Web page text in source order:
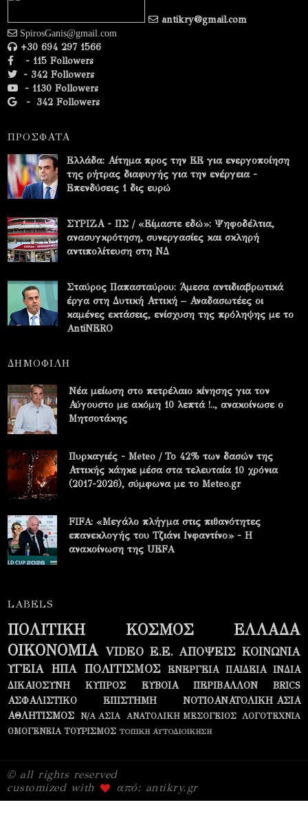
antikry@gmail.com
SpirosGanis@gmail.com
+30 694 297 1566
- 115 Followers
- 342 Followers
- 1130 Followers
- 342 Followers
ΠΡΟΣΦΑΤΑ
Ελλάδα: Αίτημα προς την ΕΕ για ενεργοποίηση
της ρήτρας διαφυγής για την ενέργεια -
Επενδύσεις 1 δις ευρώ
ΣΥΡΙΖΑ - ΠΣ / «Είμαστε εδώ»: Ψηφοδέλτια,
ανασυγκρότηση, συνεργασίες και σκληρή
αντιπολίτευση στη ΝΔ
Σταύρος Παπασταύρου: Άμεσα αντιδιαβρωτικά
έργα στη Δυτική Αττική – Αναδασωτέες οι
καμένες εκτάσεις, ενίσχυση της πρόληψης με το
AntiNERO
ΔΗΜΟΦΙΛΗ
Νέα μείωση στο πετρέλαιο κίνησης για τον
Αύγουστο με ακόμη 10 λεπτά !.., ανακοίνωσε ο
Μητσοτάκης
Πυρκαγιές - Meteo / Το 42% των δασών της
Αττικής κάηκε μέσα στα τελευταία 10 χρόνια
(2017-2026), σύμφωνα με το Meteo.gr
FIFA: «Μεγάλο πλήγμα στις πιθανότητες
επανεκλογής του Τζιάνι Ινφαντίνο» - Η
ανακοίνωση της UEFA
LABELS
ΠΟΛΙΤΙΚΗ ΚΟΣΜΟΣ
ΕΛΛΑΔΑ
ΟΙΚΟΝΟΜΙΑ VIDEO Ε.Ε. ΑΠΟΨΕΙΣ ΚΟΙΝΩΝΙΑ
ΥΓΕΙΑ ΗΠΑ ΠΟΛΙΤΙΣΜΟΣ ΕΝΕΡΓΕΙΑ ΠΑΙΔΕΙΑ ΙΝΔΙΑ
ΔΙΚΑΙΟΣΥΝΗ
ΚΥΠΡΟΣ ΕΥΒΟΙΑ ΠΕΡΙΒΑΛΛΟΝ
BRICS
ΑΣΦΑΛΙΣΤΙΚΟ
ΕΠΙΣΤΗΜΗ
ΝΟΤΙΟΑΝΑΤΟΛΙΚΗ ΑΣΙΑ
ΑΘΛΗΤΙΣΜΟΣ
Ν/Α ΑΣΙΑ ΑΝΑΤΟΛΙΚΗ ΜΕΣΟΓΕΙΟΣ
ΛΟΓΟΤΕΧΝΙΑ
ΟΜΟΓΕΝΕΙΑ ΤΟΥΡΙΣΜΟΣ ΤΟΠΙΚΗ ΑΥΤΟΔΙΟΙΚΗΣΗ
© all rights reserved
customized with
από: antikry.gr